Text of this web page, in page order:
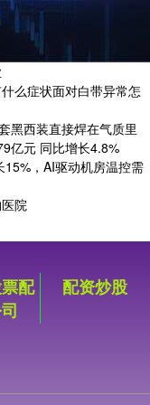
么症状面对白带异常怎
黑西装直接焊在气质里
亿元 同比增长4.8%
，AI驱动机房温控需
院
配
配资炒股